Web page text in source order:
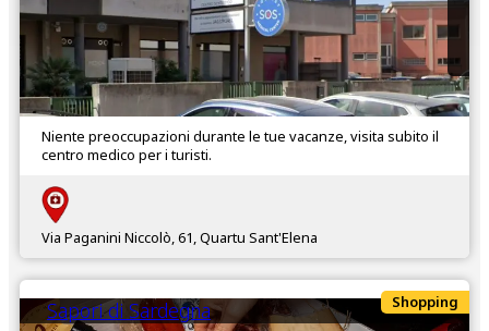
Niente preoccupazioni durante le tue vacanze, visita subito il
centro medico per i turisti.
Via Paganini Niccolò, 61, Quartu Sant'Elena
Sapori di Sardegna Shopping